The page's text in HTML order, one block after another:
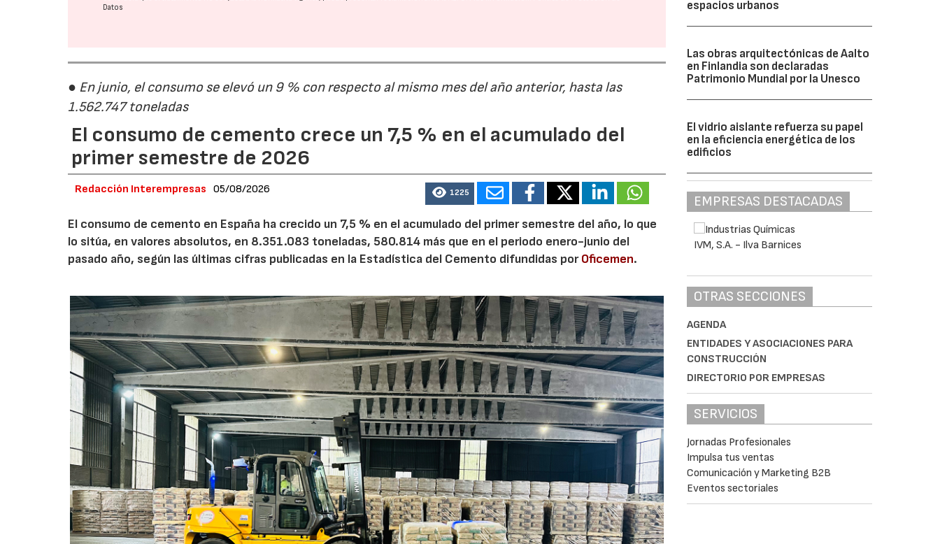
Datos
● En junio, el consumo se elevó un 9 % con respecto al mismo mes del año anterior, hasta las
1.562.747 toneladas
El consumo de cemento crece un 7,5 % en el acumulado del
primer semestre de 2026
Redacción Interempresas 05/08/2026 1225
El consumo de cemento en España ha crecido un 7,5 % en el acumulado del primer semestre del año, lo que
lo sitúa, en valores absolutos, en 8.351.083 toneladas, 580.814 más que en el periodo enero-junio del
pasado año, según las últimas cifras publicadas en la Estadística del Cemento difundidas porOficemen.
espacios urbanos
Las obras arquitectónicas de Aalto
en Finlandia son declaradas
Patrimonio Mundial por la Unesco
El vidrio aislante refuerza su papel
en la eficiencia energética de los
edificios
EMPRESAS DESTACADAS
OTRAS SECCIONES
AGENDA
ENTIDADES Y ASOCIACIONES PARA
CONSTRUCCIÓN
DIRECTORIO POR EMPRESAS
SERVICIOS
Jornadas Profesionales
Impulsa tus ventas
Comunicación y Marketing B2B
Eventos sectoriales